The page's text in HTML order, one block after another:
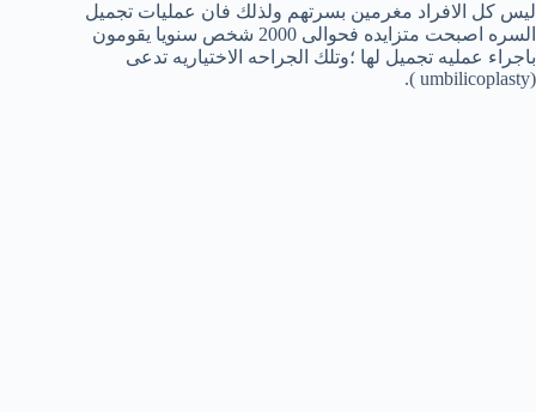
ليس كل الافراد مغرمين بسرتهم ولذلك فان عمليات تجميل
السره اصبحت متزايده فحوالى 2000 شخص سنويا يقومون
باجراء عمليه تجميل لها ؛وتلك الجراحه الاختياريه تدعى
(umbilicoplasty ).